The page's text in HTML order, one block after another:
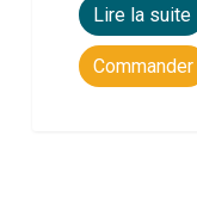
Lire la suite
Commander